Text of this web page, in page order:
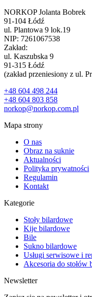
NORKOP Jolanta Bobrek
91-104 Łódź
ul. Plantowa 9 lok.19
NIP: 7261067538
Zakład:
ul. Kaszubska 9
91-315 Łódź
(zakład przeniesiony z ul.
+48 604 498 244
+48 604 803 858
norkop@norkop.com.pl
Mapa strony
O nas
Obraz na suknie
Aktualności
Polityka prywatności
Regulamin
Kontakt
Kategorie
Stoły bilardowe
Kije bilardowe
Bile
Sukno bilardowe
Usługi serwisowe i
Akcesoria do stołów
Newsletter